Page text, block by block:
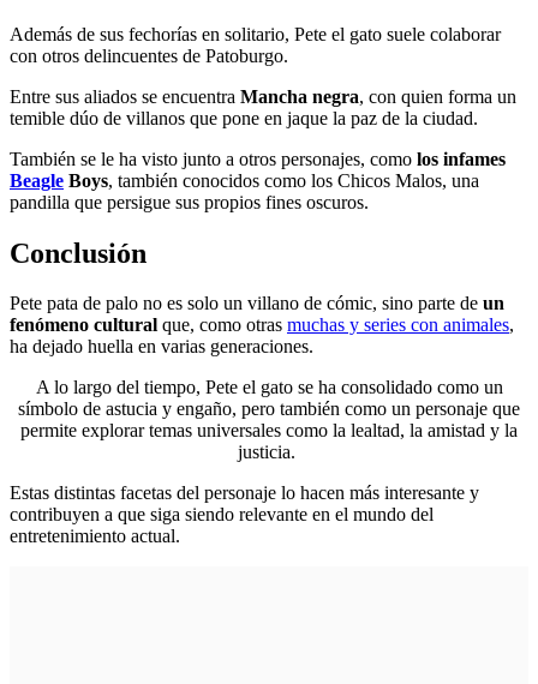
Además de sus fechorías en solitario, Pete el gato suele colaborar
con otros delincuentes de Patoburgo.
Entre sus aliados se encuentra Mancha negra, con quien forma un
temible dúo de villanos que pone en jaque la paz de la ciudad.
También se le ha visto junto a otros personajes, como los infames
Beagle Boys, también conocidos como los Chicos Malos, una
pandilla que persigue sus propios fines oscuros.
Conclusión
Pete pata de palo no es solo un villano de cómic, sino parte de un
fenómeno cultural que, como otras muchas y series con animales,
ha dejado huella en varias generaciones.
A lo largo del tiempo, Pete el gato se ha consolidado como un
símbolo de astucia y engaño, pero también como un personaje que
permite explorar temas universales como la lealtad, la amistad y la
justicia.
Estas distintas facetas del personaje lo hacen más interesante y
contribuyen a que siga siendo relevante en el mundo del
entretenimiento actual.